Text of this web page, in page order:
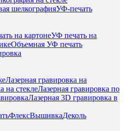
шелкографияУФ-печать
на картонеУФ печать на
Объемная УФ печать
Лазерная гравировка на
на стеклеЛазерная гравировка по
Лазерная 3D гравировка в
ФлексВышивкаДеколь